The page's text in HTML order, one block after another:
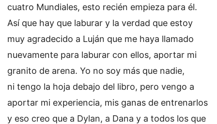
cuatro Mundiales, esto recién empieza para él.
Así que hay que laburar y la verdad que estoy
muy agradecido a Luján que me haya llamado
nuevamente para laburar con ellos, aportar mi
granito de arena. Yo no soy más que nadie,
ni tengo la hoja debajo del libro, pero vengo a
aportar mi experiencia, mis ganas de entrenarlos
y eso creo que a Dylan, a Dana y a todos los que